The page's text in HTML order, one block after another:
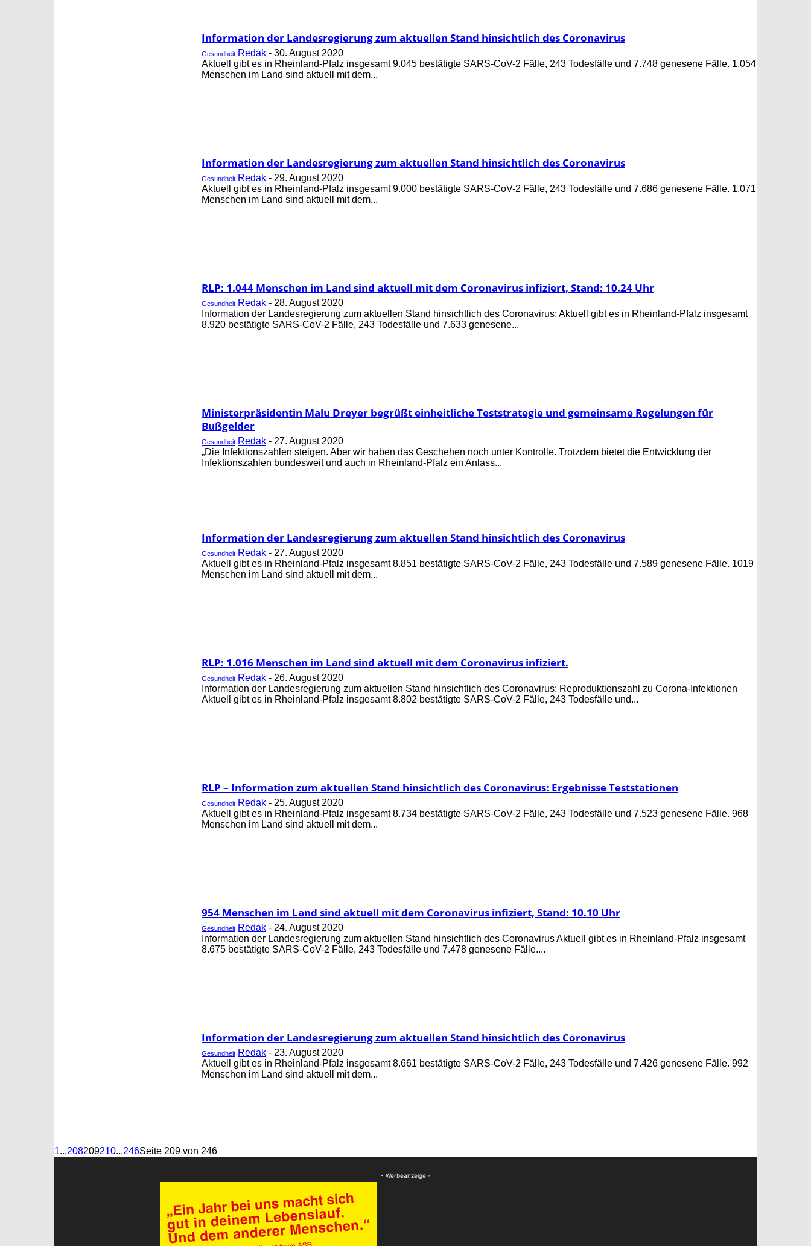
Information der Landesregierung zum aktuellen Stand hinsichtlich des Coronavirus
Gesundheit Redak - 30. August 2020
Aktuell gibt es in Rheinland-Pfalz insgesamt 9.045 bestätigte SARS-CoV-2 Fälle, 243 Todesfälle und 7.748 genesene Fälle. 1.054
Menschen im Land sind aktuell mit dem...
Information der Landesregierung zum aktuellen Stand hinsichtlich des Coronavirus
Gesundheit Redak - 29. August 2020
Aktuell gibt es in Rheinland-Pfalz insgesamt 9.000 bestätigte SARS-CoV-2 Fälle, 243 Todesfälle und 7.686 genesene Fälle. 1.071
Menschen im Land sind aktuell mit dem...
RLP: 1.044 Menschen im Land sind aktuell mit dem Coronavirus infiziert, Stand: 10.24 Uhr
Gesundheit Redak - 28. August 2020
Information der Landesregierung zum aktuellen Stand hinsichtlich des Coronavirus: Aktuell gibt es in Rheinland-Pfalz insgesamt
8.920 bestätigte SARS-CoV-2 Fälle, 243 Todesfälle und 7.633 genesene...
Ministerpräsidentin Malu Dreyer begrüßt einheitliche Teststrategie und gemeinsame Regelungen für
Bußgelder
Gesundheit Redak - 27. August 2020
„Die Infektionszahlen steigen. Aber wir haben das Geschehen noch unter Kontrolle. Trotzdem bietet die Entwicklung der
Infektionszahlen bundesweit und auch in Rheinland-Pfalz ein Anlass...
Information der Landesregierung zum aktuellen Stand hinsichtlich des Coronavirus
Gesundheit Redak - 27. August 2020
Aktuell gibt es in Rheinland-Pfalz insgesamt 8.851 bestätigte SARS-CoV-2 Fälle, 243 Todesfälle und 7.589 genesene Fälle. 1019
Menschen im Land sind aktuell mit dem...
RLP: 1.016 Menschen im Land sind aktuell mit dem Coronavirus infiziert.
Gesundheit Redak - 26. August 2020
Information der Landesregierung zum aktuellen Stand hinsichtlich des Coronavirus: Reproduktionszahl zu Corona-Infektionen
Aktuell gibt es in Rheinland-Pfalz insgesamt 8.802 bestätigte SARS-CoV-2 Fälle, 243 Todesfälle und...
RLP – Information zum aktuellen Stand hinsichtlich des Coronavirus: Ergebnisse Teststationen
Gesundheit Redak - 25. August 2020
Aktuell gibt es in Rheinland-Pfalz insgesamt 8.734 bestätigte SARS-CoV-2 Fälle, 243 Todesfälle und 7.523 genesene Fälle. 968
Menschen im Land sind aktuell mit dem...
954 Menschen im Land sind aktuell mit dem Coronavirus infiziert, Stand: 10.10 Uhr
Gesundheit Redak - 24. August 2020
Information der Landesregierung zum aktuellen Stand hinsichtlich des Coronavirus Aktuell gibt es in Rheinland-Pfalz insgesamt
8.675 bestätigte SARS-CoV-2 Fälle, 243 Todesfälle und 7.478 genesene Fälle....
Information der Landesregierung zum aktuellen Stand hinsichtlich des Coronavirus
Gesundheit Redak - 23. August 2020
Aktuell gibt es in Rheinland-Pfalz insgesamt 8.661 bestätigte SARS-CoV-2 Fälle, 243 Todesfälle und 7.426 genesene Fälle. 992
Menschen im Land sind aktuell mit dem...
1...208209210...246Seite 209 von 246
- Werbeanzeige -